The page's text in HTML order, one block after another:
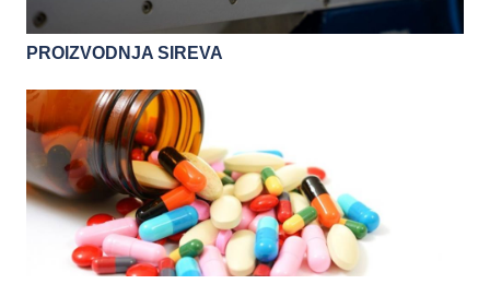
PROIZVODNJA SIREVA